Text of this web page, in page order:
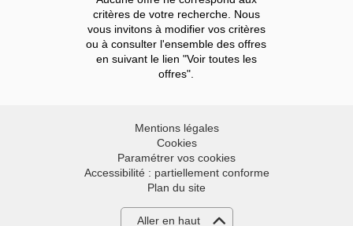
critères de votre recherche. Nous
vous invitons à modifier vos critères
ou à consulter l'ensemble des offres
en suivant le lien "Voir toutes les
offres".
Mentions légales
Cookies
Paramétrer vos cookies
Accessibilité : partiellement conforme
Plan du site
Aller en haut